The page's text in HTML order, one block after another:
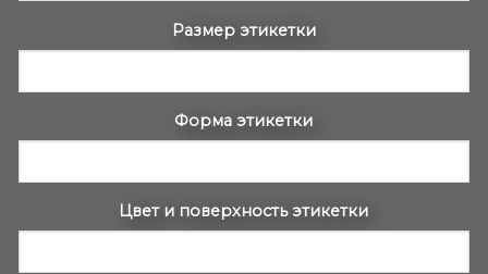
Размер этикетки
Форма этикетки
Цвет и поверхность этикетки